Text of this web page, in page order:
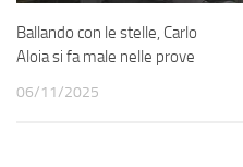
Ballando con le stelle, Carlo
Aloia si fa male nelle prove
06/11/2025